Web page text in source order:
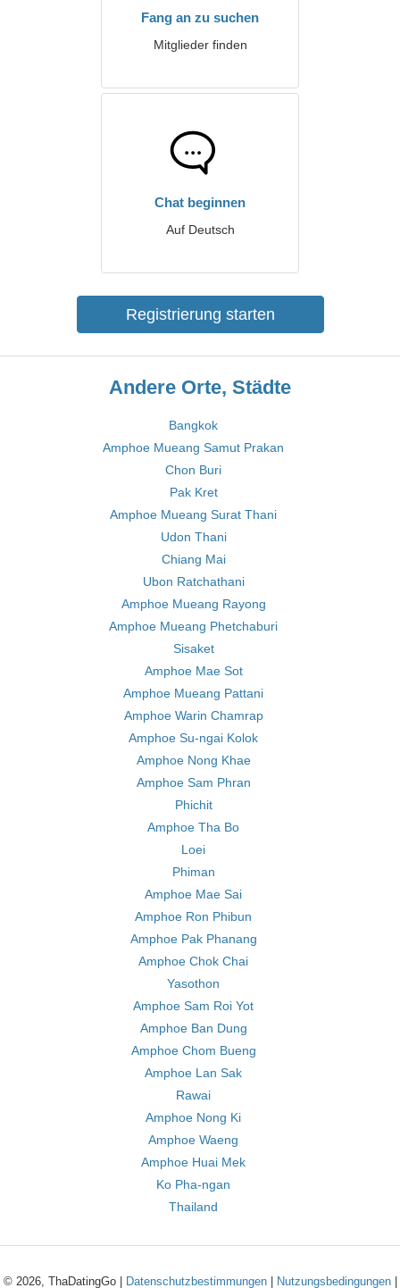
Fang an zu suchen
Mitglieder finden
Chat beginnen
Auf Deutsch
Registrierung starten
Andere Orte, Städte
Bangkok
Amphoe Mueang Samut Prakan
Chon Buri
Pak Kret
Amphoe Mueang Surat Thani
Udon Thani
Chiang Mai
Ubon Ratchathani
Amphoe Mueang Rayong
Amphoe Mueang Phetchaburi
Sisaket
Amphoe Mae Sot
Amphoe Mueang Pattani
Amphoe Warin Chamrap
Amphoe Su-ngai Kolok
Amphoe Nong Khae
Amphoe Sam Phran
Phichit
Amphoe Tha Bo
Loei
Phiman
Amphoe Mae Sai
Amphoe Ron Phibun
Amphoe Pak Phanang
Amphoe Chok Chai
Yasothon
Amphoe Sam Roi Yot
Amphoe Ban Dung
Amphoe Chom Bueng
Amphoe Lan Sak
Rawai
Amphoe Nong Ki
Amphoe Waeng
Amphoe Huai Mek
Ko Pha-ngan
Thailand
© 2026, ThaDatingGo | Datenschutzbestimmungen| Nutzungsbedingungen|